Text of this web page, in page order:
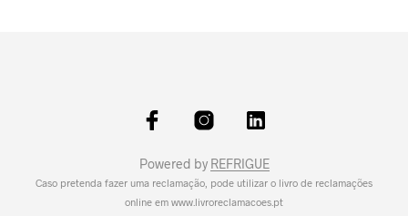
Powered by REFRIGUE
Caso pretenda fazer uma reclamação, pode utilizar o livro de reclamações
online em www.livroreclamacoes.pt